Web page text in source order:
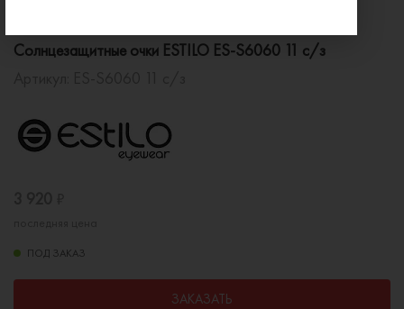
Солнцезащитные очки ESTILO ES-S6060 11 с/з
ПОД ЗАКАЗ
ЗАКАЗАТЬ